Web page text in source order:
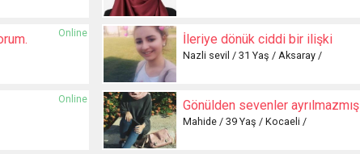
Online İleriye dönük ciddi bir ilişki
Nazli sevil / 31 Yaş / Aksaray /
Online Gönülden sevenler ayrılmazmış
Mahide / 39 Yaş / Kocaeli /